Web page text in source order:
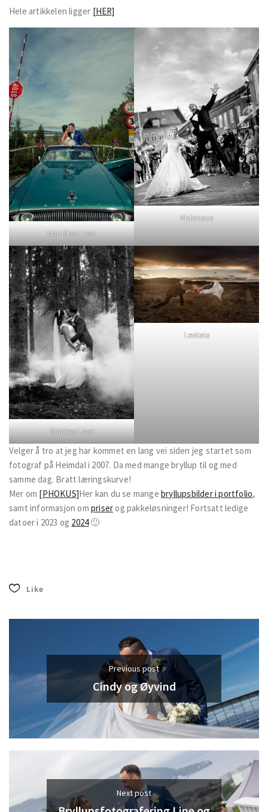
Hele artikkelen ligger [HER]
Non-Stop Love
Victorious
Smokey Love
Levitate
Velger å tro at jeg har kommet en lang vei siden jeg startet som
fotograf på Heimdal i 2007. Da med mange bryllup til og med
samme dag. Bratt læringskurve!
Mer om [PHOKUS]Her kan du se mangebryllupsbilder i portfolio,
samt informasjon om priserog pakkeløsninger! Fortsatt ledige
datoer i 2023 og 2024🙂
Like
Previous post
Cindy og Øyvind
Next post